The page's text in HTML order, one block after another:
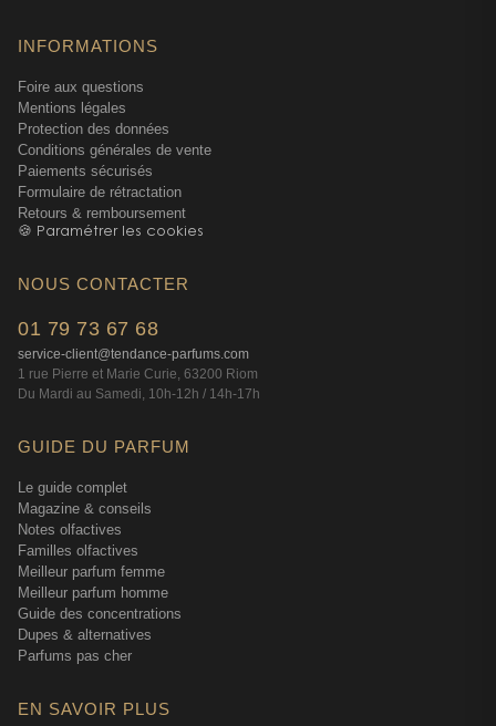
INFORMATIONS
Foire aux questions
Mentions légales
Protection des données
Conditions générales de vente
Paiements sécurisés
Formulaire de rétractation
Retours & remboursement
🍪 Paramétrer les cookies
NOUS CONTACTER
01 79 73 67 68
service-client@tendance-parfums.com
1 rue Pierre et Marie Curie, 63200 Riom
Du Mardi au Samedi, 10h-12h / 14h-17h
GUIDE DU PARFUM
Le guide complet
Magazine & conseils
Notes olfactives
Familles olfactives
Meilleur parfum femme
Meilleur parfum homme
Guide des concentrations
Dupes & alternatives
Parfums pas cher
EN SAVOIR PLUS